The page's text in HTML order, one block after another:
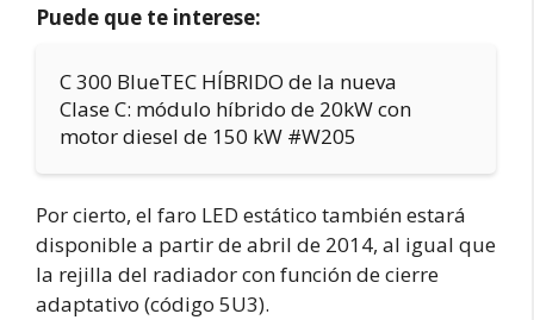
Puede que te interese:
C 300 BlueTEC HÍBRIDO de la nueva
Clase C: módulo híbrido de 20kW con
motor diesel de 150 kW #W205
Por cierto, el faro LED estático también estará
disponible a partir de abril de 2014, al igual que
la rejilla del radiador con función de cierre
adaptativo (código 5U3).